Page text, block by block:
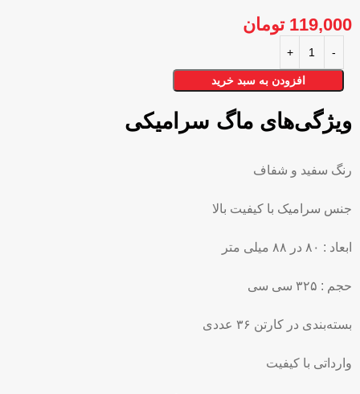
119,000 تومان
افزودن به سبد خرید
ویژگی‌های ماگ سرامیکی
رنگ سفید و شفاف
جنس سرامیک با کیفیت بالا
ابعاد : ۸۰ در ۸۸ میلی‌ متر
حجم : ۳۲۵ سی‌ سی
بسته‌بندی در کارتن ۳۶ عددی
وارداتی با کیفیت